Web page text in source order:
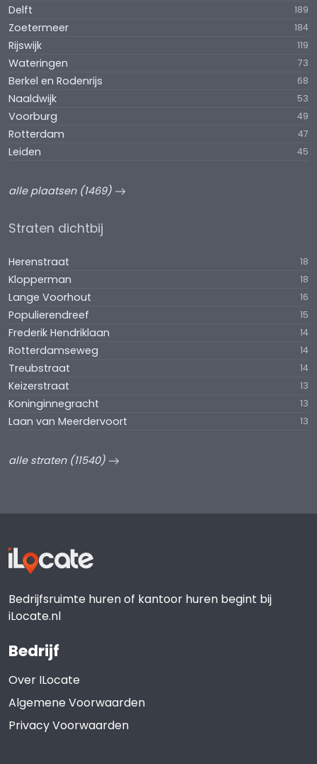
Delft 189
Zoetermeer 184
Rijswijk 119
Wateringen 73
Berkel en Rodenrijs 68
Naaldwijk 53
Voorburg 49
Rotterdam 47
Leiden 45
alle plaatsen (1469)
Straten dichtbij
Herenstraat 18
Klopperman 18
Lange Voorhout 16
Populierendreef 15
Frederik Hendriklaan 14
Rotterdamseweg 14
Treubstraat 14
Keizerstraat 13
Koninginnegracht 13
Laan van Meerdervoort 13
alle straten (11540)
Bedrijfsruimte huren of kantoor huren begint bij
iLocate.nl
Bedrijf
Over ILocate
Algemene Voorwaarden
Privacy Voorwaarden